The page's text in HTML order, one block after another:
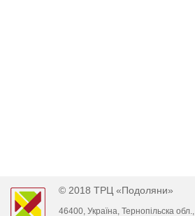
© 2018 ТРЦ «Подоляни»
46400, Україна, Тернопільска обл.,